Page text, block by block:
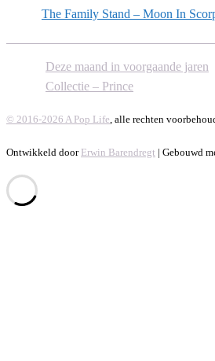
The Family Stand – Moon In
Deze maand in voorgaande jaren
Collectie – Prince
© 2016-2026 A Pop Life , alle rechten
Ontwikkeld door Erwin Barendregt | Gebouwd